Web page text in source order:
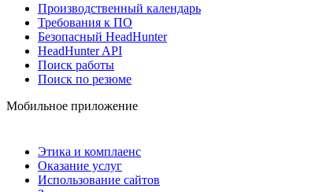
Производственный календарь
Требования к ПО
Безопасный HeadHunter
HeadHunter API
Поиск работы
Поиск по резюме
Мобильное приложение
Этика и комплаенс
Оказание услуг
Использование сайтов